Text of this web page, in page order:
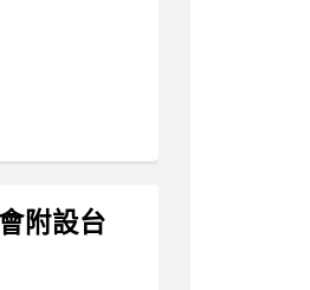
附設台